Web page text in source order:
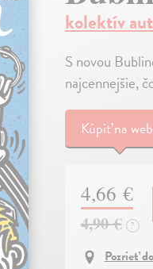
kolektív
S novou
najcennejšie,
Kúpiťna
4,66 €
4,90 € ?
Pozrieť